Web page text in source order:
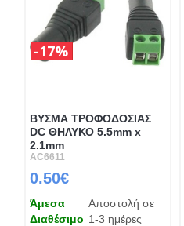
ΒΥΣΜΑ ΤΡΟΦΟΔΟΣΙΑΣ
DC ΘΗΛΥΚΟ 5.5mm x
2.1mm
AC6611
0.50€
17%
Άμεσα
Διαθέσιμο
Αποστολή σε
1-3 ημέρες